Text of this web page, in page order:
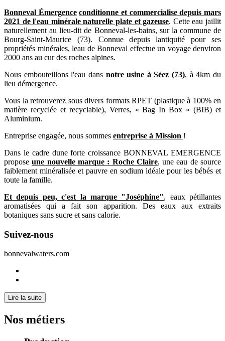
Bonneval Émergence conditionne et commercialise depuis mars
2021 de l'eau minérale naturelle plate et gazeuse. Cette eau jaillit
naturellement au lieu-dit de Bonneval-les-bains, sur la commune de
Bourg-Saint-Maurice (73). Connue depuis lantiquité pour ses
propriétés minérales, leau de Bonneval effectue un voyage denviron
2000 ans au cur des roches alpines.
Nous embouteillons l'eau dans notre usine à Séez (73), à 4km du
lieu démergence.
Vous la retrouverez sous divers formats RPET (plastique à 100% en
matière recyclée et recyclable), Verres, « Bag In Box » (BIB) et
Aluminium.
Entreprise engagée, nous sommes entreprise à Mission !
Dans le cadre dune forte croissance BONNEVAL EMERGENCE
proposeune nouvelle marque : Roche Claire, une eau de source
faiblement minéralisée et pauvre en sodium idéale pour les bébés et
toute la famille.
Et depuis peu, c'est la marque "Joséphine", eaux pétillantes
aromatisées qui a fait son apparition. Des eaux aux extraits
botaniques sans sucre et sans calorie.
Suivez-nous
bonnevalwaters.com
Lire la suite
Nos métiers